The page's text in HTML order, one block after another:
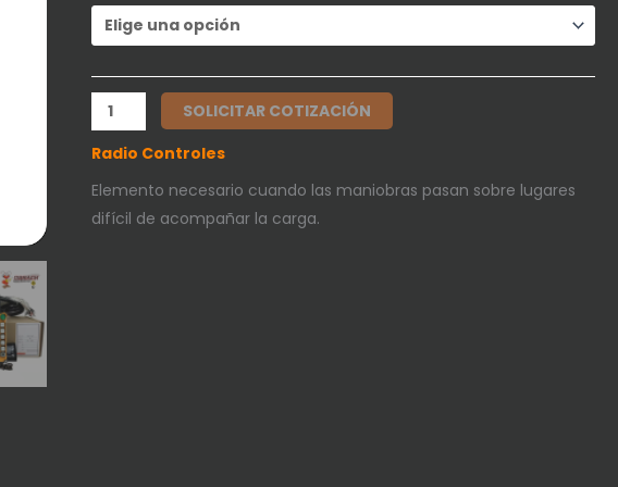
SOLICITAR COTIZACIÓN
Radio Controles
Elemento necesario cuando las maniobras pasan sobre lugares
difícil de acompañar la carga.